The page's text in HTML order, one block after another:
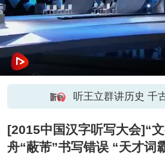
听王立群讲历史 千
[2015中国汉字听写大会]“
舟“蔽芾”书写错误 “天才词